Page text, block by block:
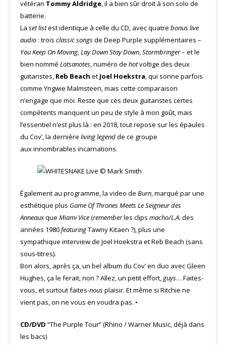
vétéran Tommy Aldridge, il a bien sûr droit à son solo de
batterie.
La set listest identique à celle du CD, avec quatre bonus live
audio : trois classic songsde Deep Purple supplémentaires –
You Keep On Moving,Lay Down Stay Down,Stormbringer– et le
bien nommé Lotsanotes, numéro de hotvoltige des deux
guitaristes, Reb Beach et Joel Hoekstra, qui sonne parfois
comme Yngwie Malmsteen, mais cette comparaison
n’engage que moi. Reste que ces deux guitaristes certes
compétents manquent un peu de style à mon goût, mais
l’essentiel n’est plus là : en 2018, tout repose sur les épaules
du Cov’, la dernière living legendde ce groupe
aux innombrables incarnations.
Également au programme, la video de Burn, marqué par une
esthétique plus Game Of Thrones Meets Le Seigneur des
Anneauxque Miami Vice(rememberles clips macho/L.A. des
années 1980featuringTawny Kitaen ?), plus une
sympathique interview de Joel Hoekstra et Reb Beach (sans
sous-titres).
Bon alors, après ça, un bel album du Cov’ en duo avec Gleen
Hughes, ça le ferait, non ? Allez, un petit effort,guys… Faites-
vous, et surtout faites-nousplaisir. Et même si Ritchie ne
vient pas, on ne vous en voudra pas. •
CD/DVD “The Purple Tour” (Rhino / Warner Music, déjà dans
les bacs)